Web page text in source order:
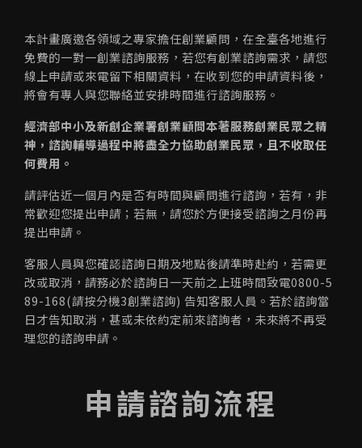
本計畫廣邀各領域之專家擔任創業顧問，在全臺各地進行
免費的一對一創業諮詢服務，若您有創業諮詢需求，請您
線上申請或來電留下相關資料，在收到您的申請資料後，
將會有專人與您聯絡並安排時間進行諮詢服務。
經濟部中小及新創企業署創業顧問本著服務創業民眾之精
神，諮詢輔導過程中將盡全力協助創業民眾，且不收取任
何費用。
請評估近一個月內是否有時間與顧問進行諮詢，若有，非
常歡迎您提出申請；若無，請您於方便接受諮詢之月份再
提出申請。
客服人員與您確認諮詢日期及地點後請準時赴約，若需更
改或取消，請務必於諮詢日一天前之上班時間致電0800-5
89-168(請按分機3創業諮詢) 告知客服人員。若於諮詢當
日才告知取消，甚或未依約定前來諮詢者，未來將不再受
理您的諮詢申請。
申請諮詢流程